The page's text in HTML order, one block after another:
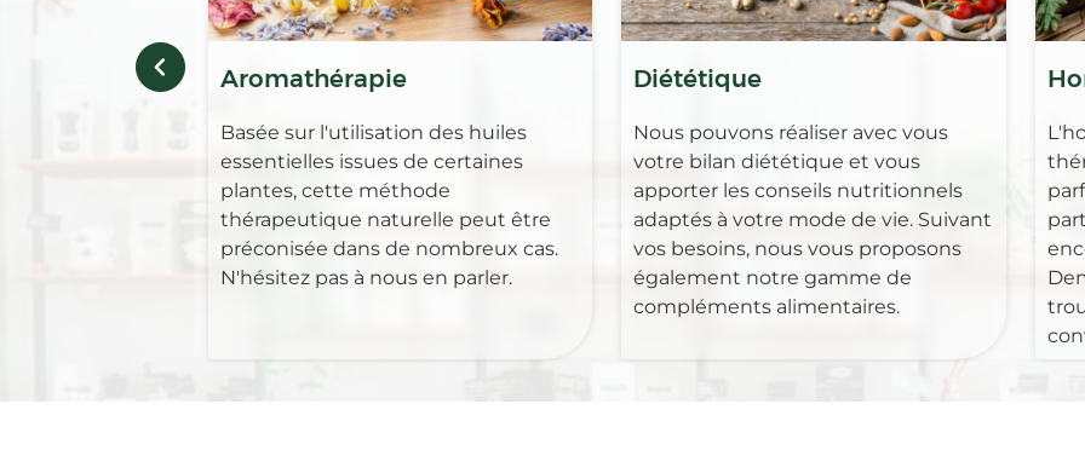
Aromathérapie
Basée sur l'utilisation des huiles
essentielles issues de certaines
plantes, cette méthode
thérapeutique naturelle peut être
préconisée dans de nombreux cas.
N'hésitez pas à nous en parler.
Diététique
Nous pouvons réaliser avec vous
votre bilan diététique et vous
apporter les conseils nutritionnels
adaptés à votre mode de vie. Suivant
vos besoins, nous vous proposons
également notre gamme de
compléments alimentaires.